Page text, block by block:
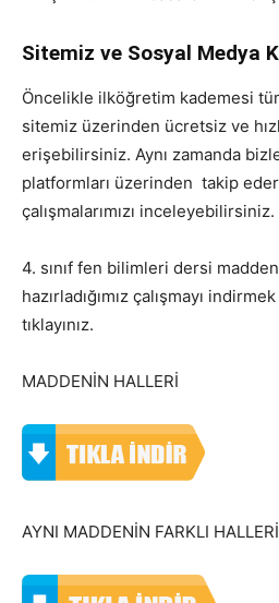
Sitemiz ve Sosyal Medya
Öncelikle ilköğretim kademesi
sitemiz üzerinden ücretsiz ve
erişebilirsiniz. Aynı zamanda
platformları üzerinden takip
çalışmalarımızı inceleyebilirsiniz.
4. sınıf fen bilimleri dersi
hazırladığımız çalışmayı
tıklayınız.
MADDENİN HALLERİ
AYNI MADDENİN FARKLI HALLERİ